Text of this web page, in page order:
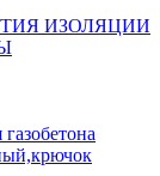
ИЗОЛЯЦИИ